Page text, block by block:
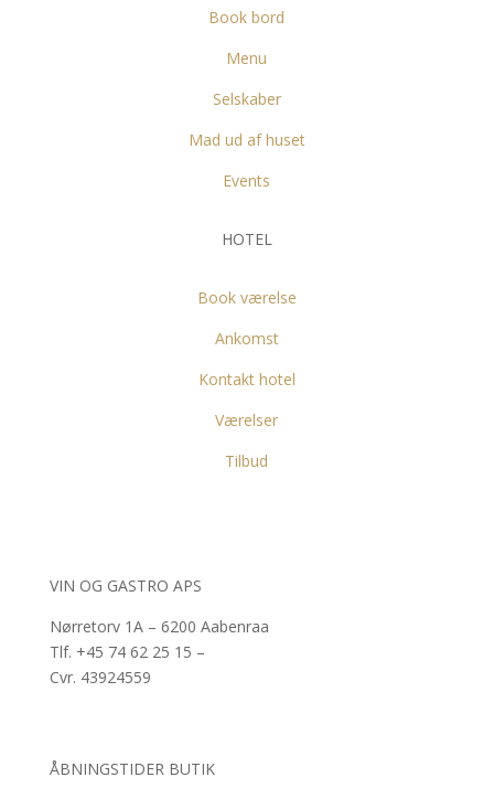
Book bord
Menu
Selskaber
Mad ud af huset
Events
HOTEL
Book værelse
Ankomst
Kontakt hotel
Værelser
Tilbud
VIN OG GASTRO APS
Nørretorv 1A – 6200 Aabenraa
Tlf. +45 74 62 25 15 –
Cvr. 43924559
ÅBNINGSTIDER BUTIK